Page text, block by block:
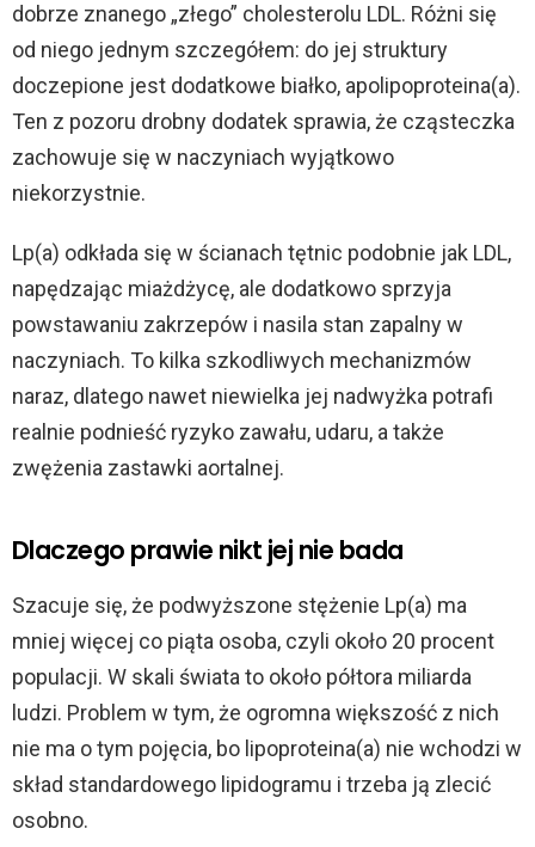
dobrze znanego „złego” cholesterolu LDL. Różni się
od niego jednym szczegółem: do jej struktury
doczepione jest dodatkowe białko, apolipoproteina(a).
Ten z pozoru drobny dodatek sprawia, że cząsteczka
zachowuje się w naczyniach wyjątkowo
niekorzystnie.
Lp(a) odkłada się w ścianach tętnic podobnie jak LDL,
napędzając miażdżycę, ale dodatkowo sprzyja
powstawaniu zakrzepów i nasila stan zapalny w
naczyniach. To kilka szkodliwych mechanizmów
naraz, dlatego nawet niewielka jej nadwyżka potrafi
realnie podnieść ryzyko zawału, udaru, a także
zwężenia zastawki aortalnej.
Dlaczego prawie nikt jej nie bada
Szacuje się, że podwyższone stężenie Lp(a) ma
mniej więcej co piąta osoba, czyli około 20 procent
populacji. W skali świata to około półtora miliarda
ludzi. Problem w tym, że ogromna większość z nich
nie ma o tym pojęcia, bo lipoproteina(a) nie wchodzi w
skład standardowego lipidogramu i trzeba ją zlecić
osobno.